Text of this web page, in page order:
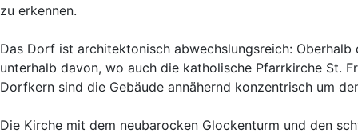
zu erkennen.
Das Dorf ist architektonisch abwechslungsreich:
unterhalb davon, wo auch die katholische Pfarrkirche St.
Dorfkern sind die Gebäude annähernd konzentrisch um
Die Kirche mit dem neubarocken Glockenturm und den